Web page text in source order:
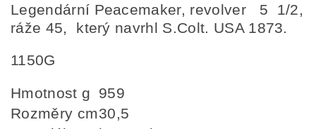
Legendární Peacemaker, revolver 5 1/2,
ráže 45, který navrhl S.Colt. USA 1873.
1150G
Hmotnost g 959
Rozměry cm30,5